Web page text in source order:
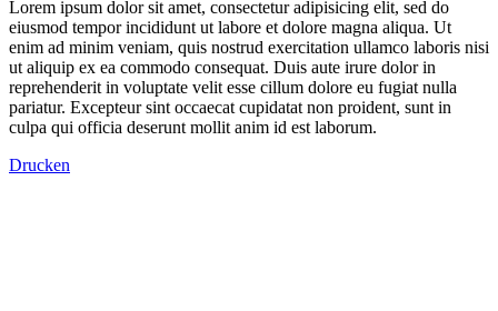
Lorem ipsum dolor sit amet, consectetur adipisicing elit, sed do
eiusmod tempor incididunt ut labore et dolore magna aliqua. Ut
enim ad minim veniam, quis nostrud exercitation ullamco laboris nisi
ut aliquip ex ea commodo consequat. Duis aute irure dolor in
reprehenderit in voluptate velit esse cillum dolore eu fugiat nulla
pariatur. Excepteur sint occaecat cupidatat non proident, sunt in
culpa qui officia deserunt mollit anim id est laborum.
Drucken